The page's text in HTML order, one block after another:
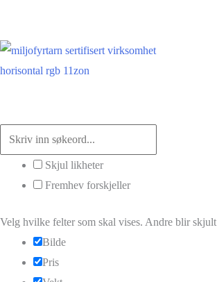
Skjul likheter
Fremhev forskjeller
Velg hvilke felter som skal vises. Andre blir skjult
Bilde
Pris